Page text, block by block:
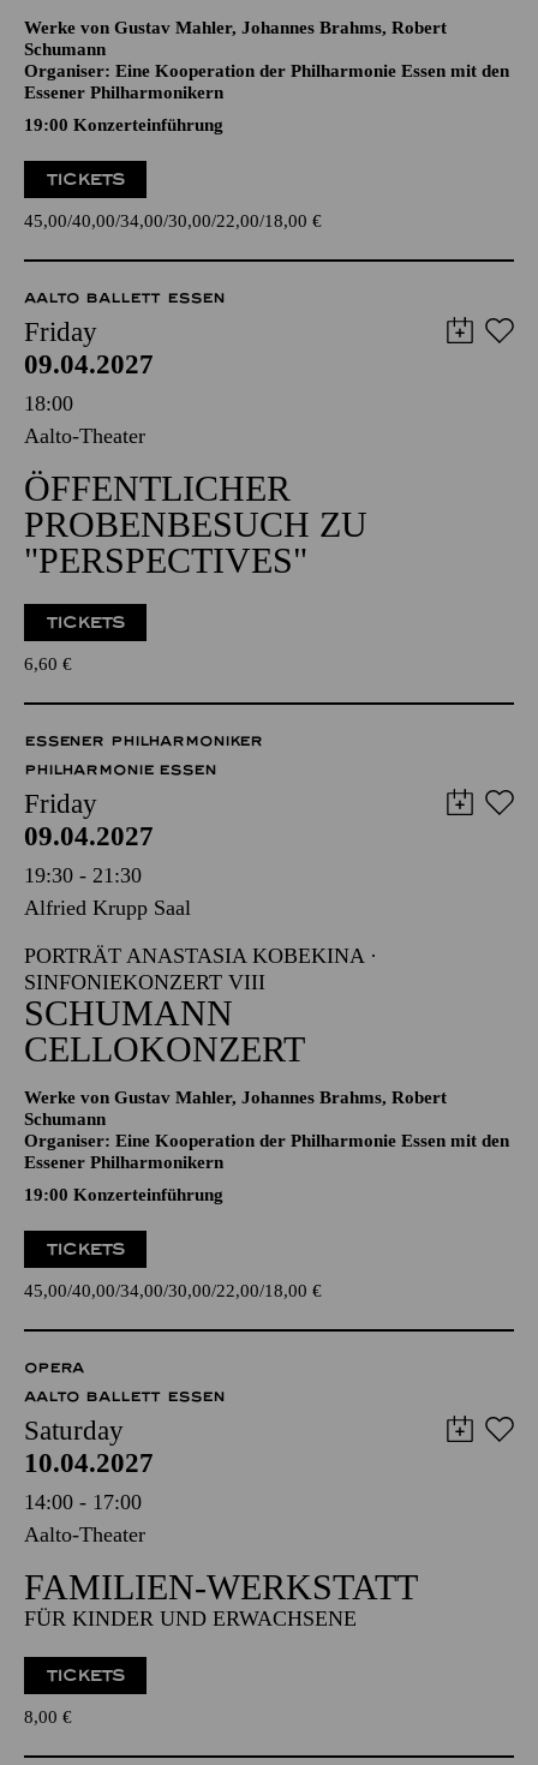
Werke von Gustav Mahler, Johannes Brahms, Robert
Schumann
Organiser: Eine Kooperation der Philharmonie Essen mit den
Essener Philharmonikern
19:00 Konzerteinführung
TICKETS
45,00 40,00 34,00 30,00 22,00 18,00 €
AALTO BALLETT ESSEN
Friday
09.04.2027
18:00
Aalto-Theater
ÖFFENTLICHER
PROBENBESUCH ZU
"PERSPECTIVES"
TICKETS
6,60 €
ESSENER PHILHARMONIKER
PHILHARMONIE ESSEN
Friday
09.04.2027
19:30 - 21:30
Alfried Krupp Saal
PORTRÄT ANASTASIA KOBEKINA ·
SINFONIEKONZERT VIII
SCHUMANN
CELLOKONZERT
Werke von Gustav Mahler, Johannes Brahms, Robert
Schumann
Organiser: Eine Kooperation der Philharmonie Essen mit den
Essener Philharmonikern
19:00 Konzerteinführung
TICKETS
45,00 40,00 34,00 30,00 22,00 18,00 €
OPERA
AALTO BALLETT ESSEN
Saturday
10.04.2027
14:00 - 17:00
Aalto-Theater
FAMILIEN-WERKSTATT
FÜR KINDER UND ERWACHSENE
TICKETS
8,00 €